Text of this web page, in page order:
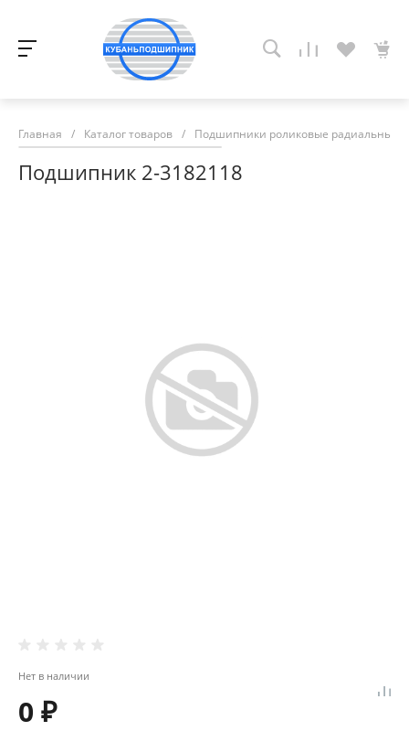
Главная / Каталог товаров / Подшипники роликовые радиальные
Подшипник 2-3182118
Нет в наличии
0 ₽